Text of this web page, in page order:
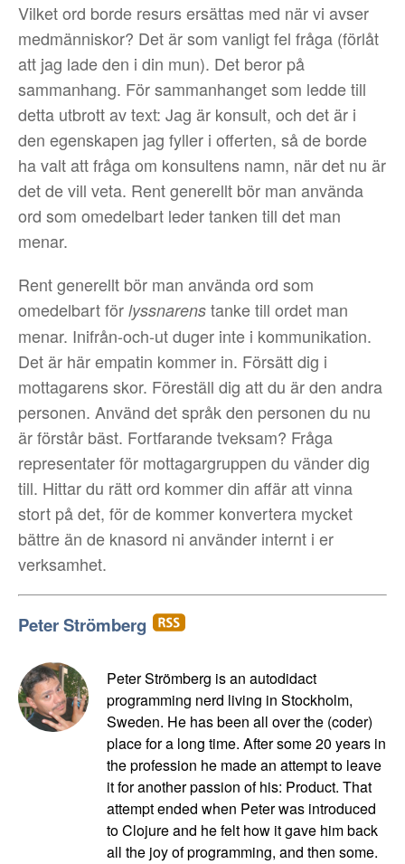
Vilket ord borde resurs ersättas med när vi avser
medmänniskor? Det är som vanligt fel fråga (förlåt
att jag lade den i din mun). Det beror på
sammanhang. För sammanhanget som ledde till
detta utbrott av text: Jag är konsult, och det är i
den egenskapen jag fyller i offerten, så de borde
ha valt att fråga om konsultens namn, när det nu är
det de vill veta. Rent generellt bör man använda
ord som omedelbart leder tanken till det man
menar.
Rent generellt bör man använda ord som
omedelbart för lyssnarens tanke till ordet man
menar. Inifrån-och-ut duger inte i kommunikation.
Det är här empatin kommer in. Försätt dig i
mottagarens skor. Föreställ dig att du är den andra
personen. Använd det språk den personen du nu
är förstår bäst. Fortfarande tveksam? Fråga
representater för mottagargruppen du vänder dig
till. Hittar du rätt ord kommer din affär att vinna
stort på det, för de kommer konvertera mycket
bättre än de knasord ni använder internt i er
verksamhet.
Peter Strömberg
Peter Strömberg is an autodidact
programming nerd living in Stockholm,
Sweden. He has been all over the (coder)
place for a long time. After some 20 years in
the profession he made an attempt to leave
it for another passion of his: Product. That
attempt ended when Peter was introduced
to Clojure and he felt how it gave him back
all the joy of programming, and then some.